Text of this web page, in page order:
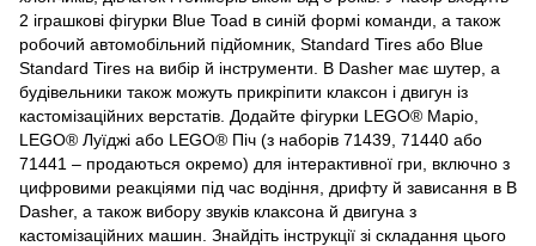
2 іграшкові фігурки Blue Toad в синій формі команди, а також
робочий автомобільний підйомник, Standard Tires або Blue
Standard Tires на вибір й інструменти. B Dasher має шутер, а
будівельники також можуть прикріпити клаксон і двигун із
кастомізаційних верстатів. Додайте фігурки LEGO® Маріо,
LEGO® Луїджі або LEGO® Піч (з наборів 71439, 71440 або
71441 – продаються окремо) для інтерактивної гри, включно з
цифровими реакціями під час водіння, дрифту й зависання в B
Dasher, а також вибору звуків клаксона й двигуна з
кастомізаційних машин. Знайдіть інструкції зі складання цього